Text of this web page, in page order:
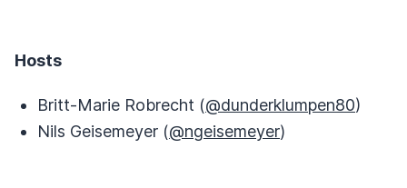
Hosts
Britt-Marie Robrecht (@dunderklumpen80)
Nils Geisemeyer (@ngeisemeyer)